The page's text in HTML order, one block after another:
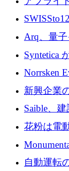
向け基盤
ためにシ
Arq、量
して140
Syntetica
にシリー
Norrsken
後、アム
新興企業
した創業
Saible、
対処する
花粉は電
ー交換ネ
リーズ B
自動運転